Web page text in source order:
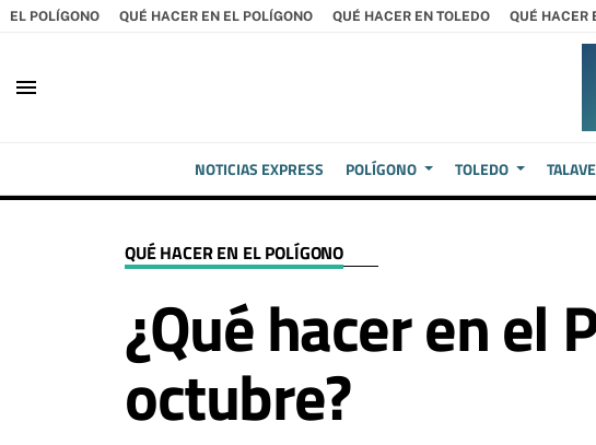
EL POLÍGONO QUÉ HACER EN EL POLÍGONO QUÉ HACER EN TOLEDO QUÉ HACER
menu
NOTICIAS EXPRESS POLÍGONO TOLEDO
QUÉ HACER EN EL POLÍGONO
¿Qué hacer en el
octubre?